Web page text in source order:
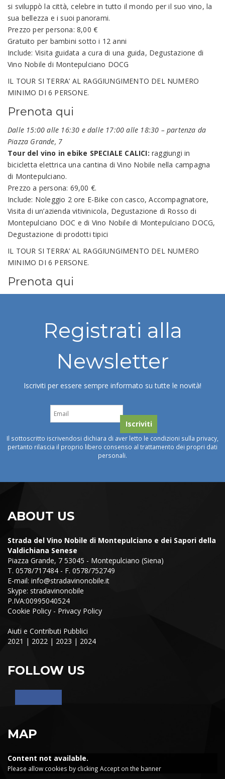
si sviluppò la città, celebre in tutto il mondo per il suo vino, la
sua bellezza e i suoi panorami.
Prezzo per persona: 8,00 €
Gratuito per bambini sotto i 12 anni
Include: Visita guidata a cura di una guida, Degustazione di
Vino Nobile di Montepulciano DOCG
IL TOUR SI TERRA’ AL RAGGIUNGIMENTO DEL NUMERO
MINIMO DI 6 PERSONE.
Prenota qui
Dalle 15:00 alle 16:30 e dalle 17:00 alle 18:30 – partenza da
Piazza Grande, 7
Tour del vino in ebike SPECIALE CALICI: raggiungi in
bicicletta elettrica una cantina di Vino Nobile nella campagna
di Montepulciano.
Prezzo a persona: 69,00 €.
Include: Noleggio 2 ore E-Bike con casco, Accompagnatore,
Visita di un’azienda vitivinicola, Degustazione di Rosso di
Montepulciano DOC e di Vino Nobile di Montepulciano DOCG,
Degustazione di prodotti tipici
IL TOUR SI TERRA’ AL RAGGIUNGIMENTO DEL NUMERO
MINIMO DI 6 PERSONE.
Prenota qui
Registrati alla
Newsletter
Iscriviti per essere sempre informato su tutte le novità!
Il sottoscritto iscrivendosi dichiara di aver letto le condizioni sulla privacy,
pertanto rilascia il proprio libero consenso al trattamento dei propri dati
personali.
ABOUT US
Strada del Vino Nobile di Montepulciano e dei Sapori della
Valdichiana Senese
Piazza Grande, 7 53045 - Montepulciano (Siena)
T. 0578/717484 - F. 0578/752749
E-mail: info@stradavinonobile.it
Skype: stradavinonobile
P.IVA:00995040524
Cookie Policy - Privacy Policy
Aiuti e Contributi Pubblici
2021 | 2022 | 2023 | 2024
FOLLOW US
MAP
Content not available.
Please allow cookies by clicking Accept on the banner